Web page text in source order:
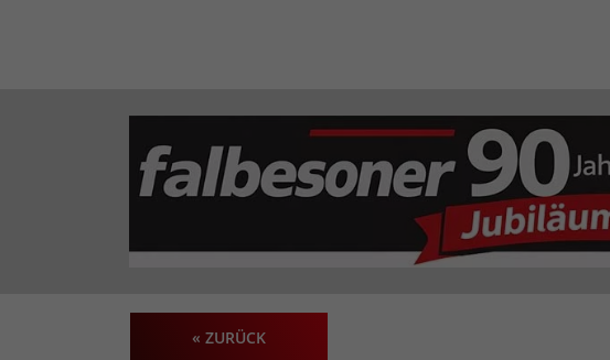
« ZURÜCK